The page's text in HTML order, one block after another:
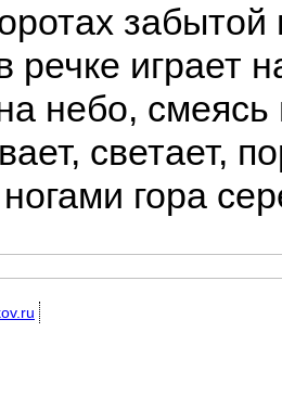
речке играет
небо, смеясь
светает,
гора